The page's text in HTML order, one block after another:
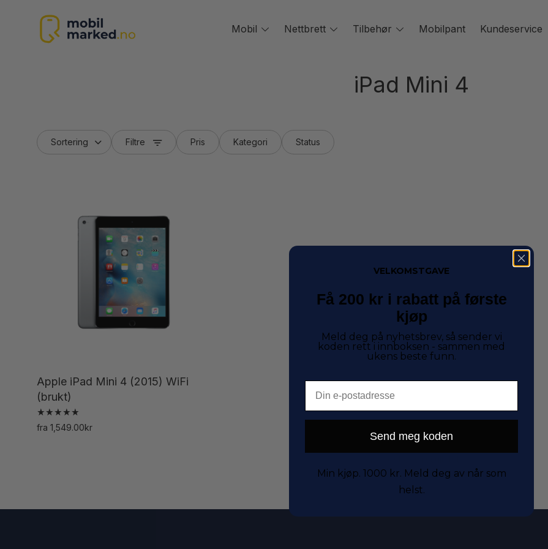
Mobil
Toggle
Nettbrett
Toggle
Tilbehør
Toggle
Mobilpant Kundeservice
iPad Mini 4
Filtre Pris Kategori Status
Apple iPad Mini 4 (2015) WiFi
(brukt)
Vurdert
5.00
fra 1,549.00kr
varianter.
VELKOMSTGAVE
Få 200 kr i rabatt på første
kjøp
Meld deg på nyhetsbrev, så sender vi
koden rett i innboksen - sammen med
ukens beste funn.
Send meg koden
Min kjøp. 1000 kr. Meld deg av når som
helst.